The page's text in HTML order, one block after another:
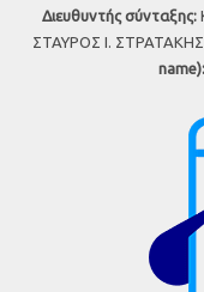
Διευθυντής σύνταξης:
ΣΤΑΥΡΟΣ Ι. ΣΤΡΑΤΑΚΗΣ
name):